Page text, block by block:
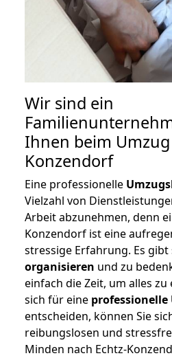
Wir sind ein
Ihnen beim
Konzendorf
Eine professionelle
Vielzahl von
Arbeit abzunehmen, denn
Konzendorf ist eine
stressige Erfahrung. Es gibt
organisieren und zu
einfach die Zeit, um alles zu
sich für eine
entscheiden, können Sie
reibungslosen und
Minden nach Echtz-